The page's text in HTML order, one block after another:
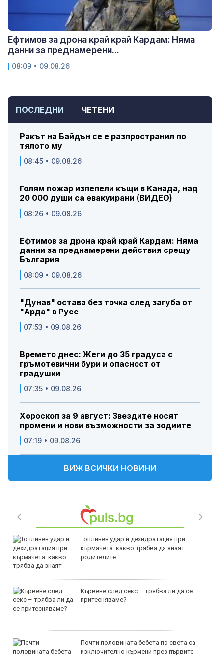
ПОСЛЕДНИ ЧЕТЕНИ
Ракът на Байдън се е разпространил по
тялото му
08:45 • 09.08.26
Голям пожар изпепели къщи в Канада, над
20 000 души са евакуирани (ВИДЕО)
08:26 • 09.08.26
Ефтимов за дрона край край Кардам: Няма
данни за преднамерени действия срещу
България
08:09 • 09.08.26
"Дунав" остава без точка след загуба от
"Арда" в Русе
07:53 • 09.08.26
Времето днес: Жеги до 35 градуса с
гръмотевични бури и опасност от
градушки
07:35 • 09.08.26
Хороскоп за 9 август: Звездите носят
промени и нови възможности за зодиите
07:19 • 09.08.26
ВИЖ ВСИЧКИ НОВИНИ
Топлинен удар и дехидратация при
кърмачета: какво трябва да знаят
родителите
Кървене след секс – трябва ли да се
притесняваме?
Почти половината бебета по света са
изключително кърмени през първите
Ефтимов за дрона край край Кардам: Няма
данни за преднамерени...
08:09 • 09.08.26